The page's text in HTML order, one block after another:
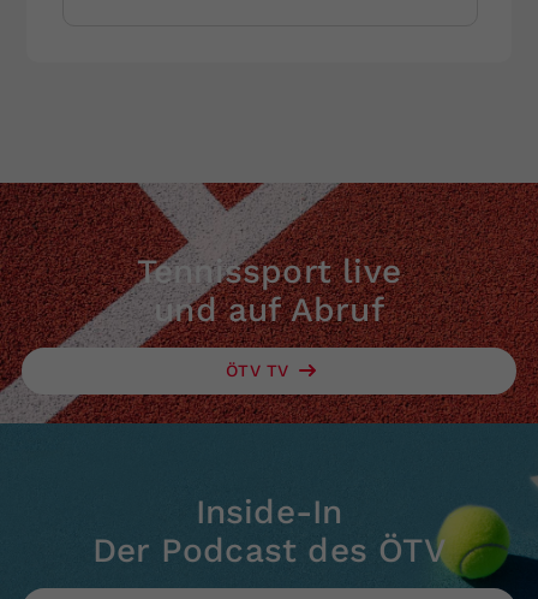
Tennissport live
und auf Abruf
ÖTV TV
Inside-In
Der Podcast des ÖTV